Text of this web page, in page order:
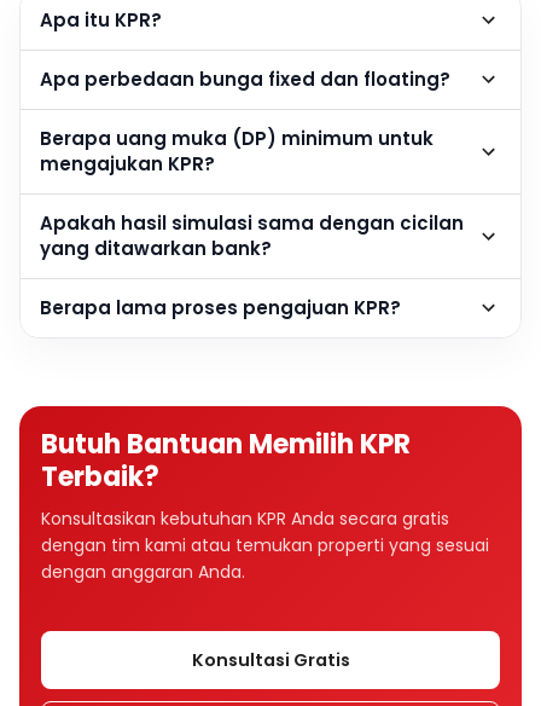
Apa itu KPR?
Apa perbedaan bunga fixed dan floating?
Berapa uang muka (DP) minimum untuk
mengajukan KPR?
Apakah hasil simulasi sama dengan cicilan
yang ditawarkan bank?
Berapa lama proses pengajuan KPR?
Butuh Bantuan Memilih KPR
Terbaik?
Konsultasikan kebutuhan KPR Anda secara gratis
dengan tim kami atau temukan properti yang sesuai
dengan anggaran Anda.
Konsultasi Gratis